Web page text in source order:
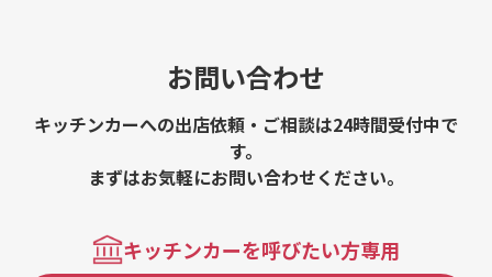
お問い合わせ
キッチンカーへの出店依頼・ご相談は24時間受付中で
す。
まずはお気軽にお問い合わせください。
キッチンカーを呼びたい方専用